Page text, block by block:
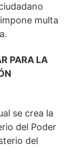
multa
PARA LA
se crea la
del Poder
del